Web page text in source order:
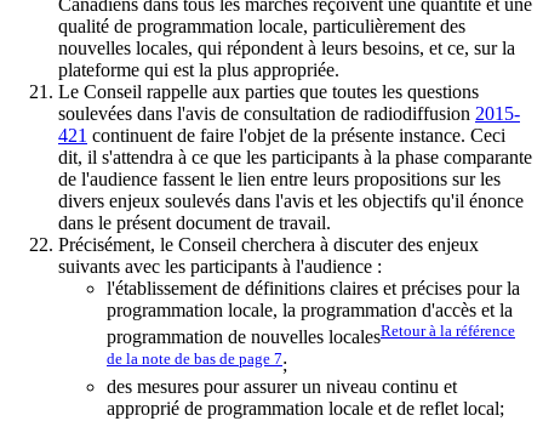
Canadiens dans tous les marchés reçoivent une quantité et une
qualité de programmation locale, particulièrement des
nouvelles locales, qui répondent à leurs besoins, et ce, sur la
plateforme qui est la plus appropriée.
Le Conseil rappelle aux parties que toutes les questions
soulevées dans l'avis de consultation de radiodiffusion 2015-
421 continuent de faire l'objet de la présente instance. Ceci
dit, il s'attendra à ce que les participants à la phase comparante
de l'audience fassent le lien entre leurs propositions sur les
divers enjeux soulevés dans l'avis et les objectifs qu'il énonce
dans le présent document de travail.
Précisément, le Conseil cherchera à discuter des enjeux
suivants avec les participants à l'audience :
l'établissement de définitions claires et précises pour la
programmation locale, la programmation d'accès et la
programmation de nouvelles localesRetour à la référence
de la note de bas de page 7;
des mesures pour assurer un niveau continu et
approprié de programmation locale et de reflet local;